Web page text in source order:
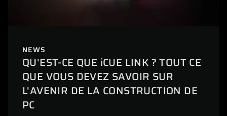
NEWS
QU'EST-CE QUE iCUE LINK ? TOUT CE
QUE VOUS DEVEZ SAVOIR SUR
L'AVENIR DE LA CONSTRUCTION DE
PC